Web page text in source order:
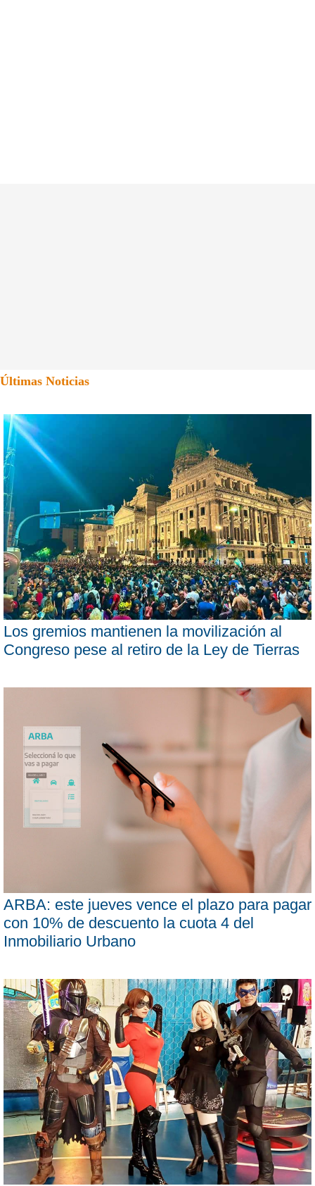
Últimas Noticias
Los gremios mantienen la movilización al
Congreso pese al retiro de la Ley de Tierras
ARBA: este jueves vence el plazo para pagar
con 10% de descuento la cuota 4 del
Inmobiliario Urbano